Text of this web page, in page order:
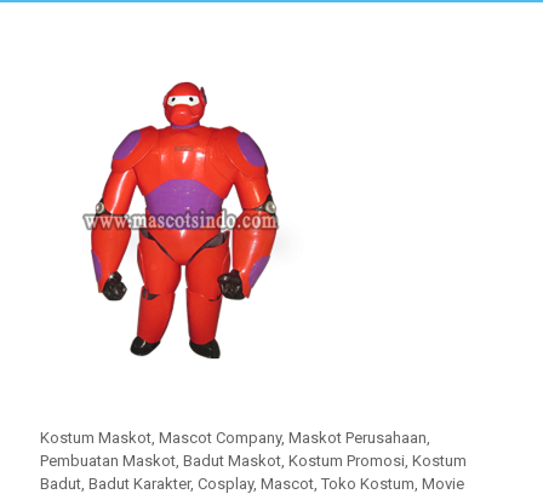
Kostum Maskot, Mascot Company, Maskot Perusahaan,
Pembuatan Maskot, Badut Maskot, Kostum Promosi, Kostum
Badut, Badut Karakter, Cosplay, Mascot, Toko Kostum, Movie